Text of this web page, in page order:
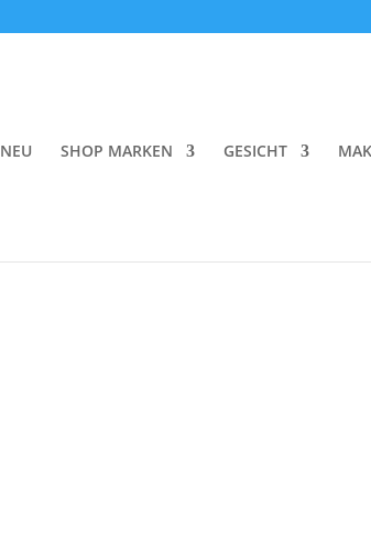
NEU SHOP MARKEN GESICHT